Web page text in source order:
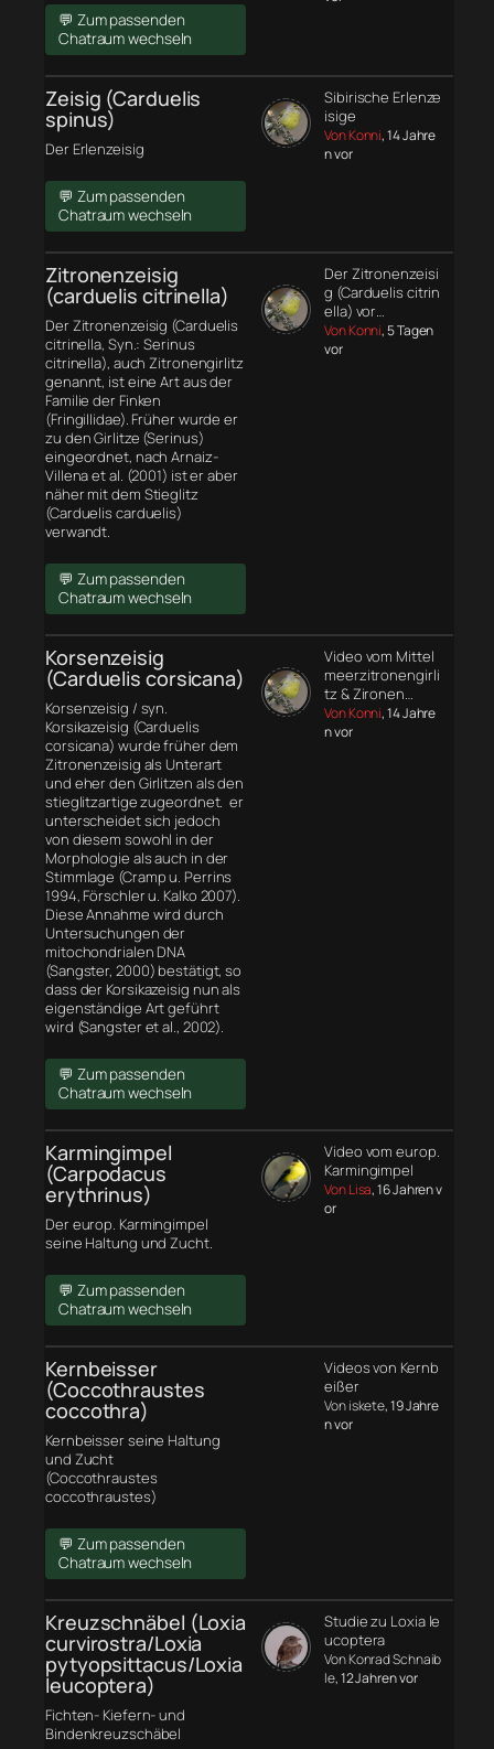
💬 Zum passenden
Chatraum wechseln
Zeisig (Carduelis
spinus)
Der Erlenzeisig
💬 Zum passenden
Chatraum wechseln
Sibirische Erlenze
isige
Von Konni, 14 Jahre
n vor
Zitronenzeisig
(carduelis citrinella)
Der Zitronenzeisig (Carduelis
citrinella, Syn.: Serinus
citrinella), auch Zitronengirlitz
genannt, ist eine Art aus der
Familie der Finken
(Fringillidae). Früher wurde er
zu den Girlitze (Serinus)
eingeordnet, nach Arnaiz-
Villena et al. (2001) ist er aber
näher mit dem Stieglitz
(Carduelis carduelis)
verwandt.
💬 Zum passenden
Chatraum wechseln
Der Zitronenzeisi
g (Carduelis citrin
ella) vor…
Von Konni, 5 Tagen
vor
Korsenzeisig
(Carduelis corsicana)
Korsenzeisig / syn.
Korsikazeisig (Carduelis
corsicana) wurde früher dem
Zitronenzeisig als Unterart
und eher den Girlitzen als den
stieglitzartige zugeordnet. er
unterscheidet sich jedoch
von diesem sowohl in der
Morphologie als auch in der
Stimmlage (Cramp u. Perrins
1994, Förschler u. Kalko 2007).
Diese Annahme wird durch
Untersuchungen der
mitochondrialen DNA
(Sangster, 2000) bestätigt, so
dass der Korsikazeisig nun als
eigenständige Art geführt
wird (Sangster et al., 2002).
💬 Zum passenden
Chatraum wechseln
Video vom Mittel
meerzitronengirli
tz & Zironen…
Von Konni, 14 Jahre
n vor
Karmingimpel
(Carpodacus
erythrinus)
Der europ. Karmingimpel
seine Haltung und Zucht.
💬 Zum passenden
Chatraum wechseln
Video vom europ.
Karmingimpel
Von Lisa, 16 Jahren v
or
Kernbeisser
(Coccothraustes
coccothra)
Kernbeisser seine Haltung
und Zucht
(Coccothraustes
coccothraustes)
💬 Zum passenden
Chatraum wechseln
Videos von Kernb
eißer
Von iskete, 19 Jahre
n vor
Kreuzschnäbel (Loxia
curvirostra/Loxia
pytyopsittacus/Loxia
leucoptera)
Fichten- Kiefern- und
Bindenkreuzschäbel
Studie zu Loxia le
ucoptera
Von Konrad Schnaib
le, 12 Jahren vor